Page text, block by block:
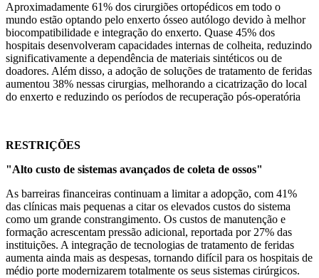
Aproximadamente 61% dos cirurgiões ortopédicos em todo o
mundo estão optando pelo enxerto ósseo autólogo devido à melhor
biocompatibilidade e integração do enxerto. Quase 45% dos
hospitais desenvolveram capacidades internas de colheita, reduzindo
significativamente a dependência de materiais sintéticos ou de
doadores. Além disso, a adoção de soluções de tratamento de feridas
aumentou 38% nessas cirurgias, melhorando a cicatrização do local
do enxerto e reduzindo os períodos de recuperação pós-operatória
RESTRIÇÕES
"Alto custo de sistemas avançados de coleta de ossos"
As barreiras financeiras continuam a limitar a adopção, com 41%
das clínicas mais pequenas a citar os elevados custos do sistema
como um grande constrangimento. Os custos de manutenção e
formação acrescentam pressão adicional, reportada por 27% das
instituições. A integração de tecnologias de tratamento de feridas
aumenta ainda mais as despesas, tornando difícil para os hospitais de
médio porte modernizarem totalmente os seus sistemas cirúrgicos.